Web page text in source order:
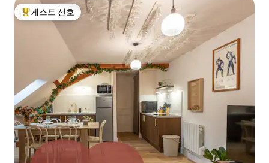
상위 게스트 선호
게스트 선호